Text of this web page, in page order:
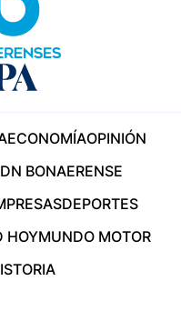
ECONOMÍAOPINIÓN
BONAERENSE
DEPORTES
HOYMUNDO MOTOR